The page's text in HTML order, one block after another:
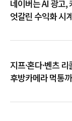
네이버는 AI 광고
엇갈린 수익화 시
지프·혼다·벤츠
후방카메라 먹통